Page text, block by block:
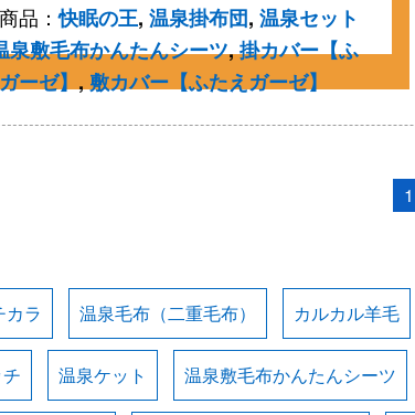
品：快眠の王,温泉掛布団,温泉セット
泉敷毛布かんたんシーツ,掛カバー【ふ
ーゼ】 , 敷カバー【ふたえガーゼ】
1
カラ 温泉毛布（二重毛布） カルカル羊毛
温泉ケット 温泉敷毛布かんたんシーツ